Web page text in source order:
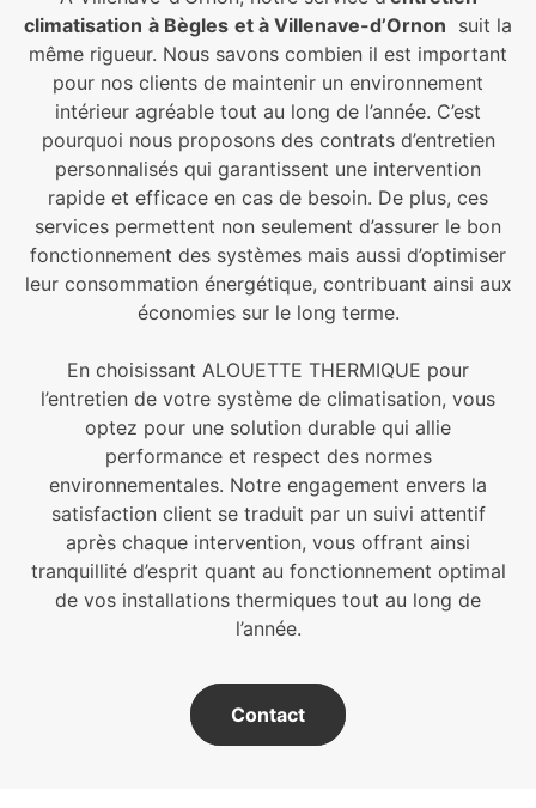
climatisation à Bègles et à Villenave-d’Ornon suit la
même rigueur. Nous savons combien il est important
pour nos clients de maintenir un environnement
intérieur agréable tout au long de l’année. C’est
pourquoi nous proposons des contrats d’entretien
personnalisés qui garantissent une intervention
rapide et efficace en cas de besoin. De plus, ces
services permettent non seulement d’assurer le bon
fonctionnement des systèmes mais aussi d’optimiser
leur consommation énergétique, contribuant ainsi aux
économies sur le long terme.
En choisissant ALOUETTE THERMIQUE pour
l’entretien de votre système de climatisation, vous
optez pour une solution durable qui allie
performance et respect des normes
environnementales. Notre engagement envers la
satisfaction client se traduit par un suivi attentif
après chaque intervention, vous offrant ainsi
tranquillité d’esprit quant au fonctionnement optimal
de vos installations thermiques tout au long de
l’année.
Contact